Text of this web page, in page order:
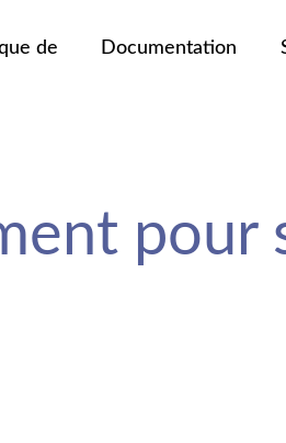
de
Documentation
pour